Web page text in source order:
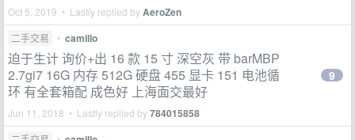
Oct 5, 2019 • Lastly replied byAeroZen
二手交易 • camillo
迫于生计 询价+出 16 款 15 寸 深空灰 带 barMBP
2.7gi7 16G 内存 512G 硬盘 455 显卡 151 电池循
环 有全套箱配 成色好 上海面交最好
Jun 11, 2018 • Lastly replied by784015858
9